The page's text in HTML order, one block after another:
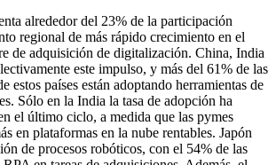
alrededor del 23% de la participación
regional de más rápido crecimiento en el
de adquisición de digitalización. China, India
este impulso, y más del 61% de las
estos países están adoptando herramientas de
Sólo en la India la tasa de adopción ha
el último ciclo, a medida que las pymes
en plataformas en la nube rentables. Japón
de procesos robóticos, con el 54% de las